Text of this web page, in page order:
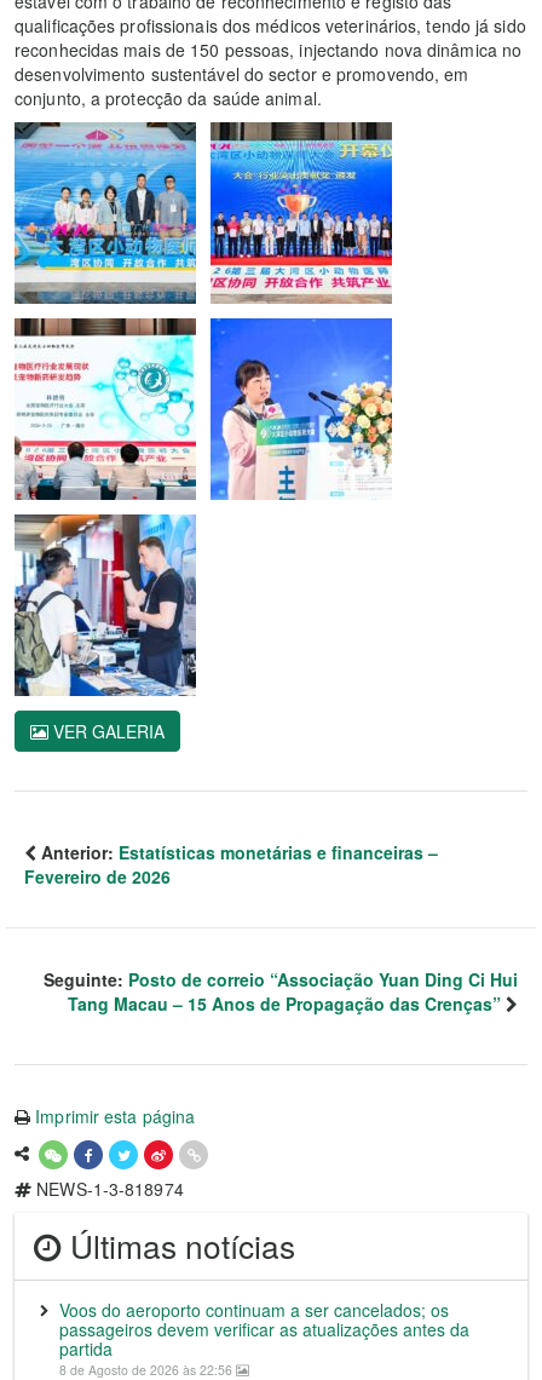
qualificações profissionais dos médicos veterinários, tendo já sido
reconhecidas mais de 150 pessoas, injectando nova dinâmica no
desenvolvimento sustentável do sector e promovendo, em
conjunto, a protecção da saúde animal.
VER GALERIA
Anterior: Estatísticas monetárias e financeiras –
Fevereiro de 2026
Seguinte: Posto de correio “Associação Yuan Ding Ci Hui
Tang Macau – 15 Anos de Propagação das Crenças”
Imprimir esta página
NEWS-1-3-818974
Últimas notícias
Voos do aeroporto continuam a ser cancelados; os
passageiros devem verificar as atualizações antes da
partida
8 de Agosto de 2026 às 22:56